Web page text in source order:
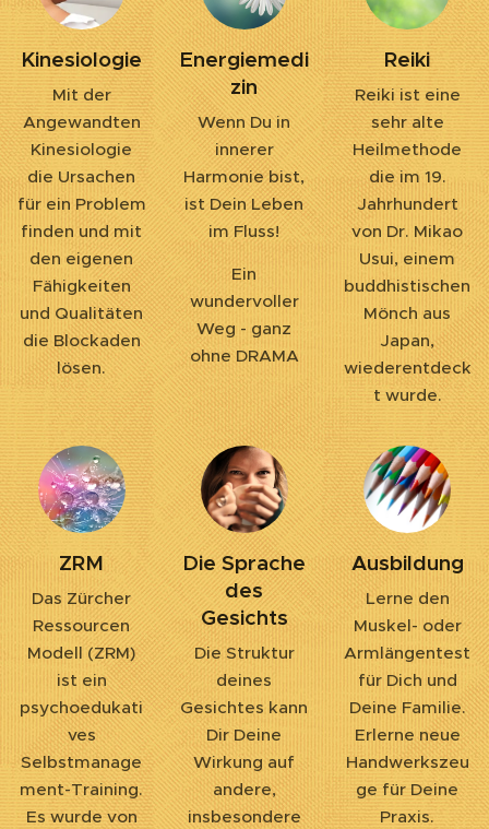
Kinesiologie
Mit der
Angewandten
Kinesiologie
die Ursachen
für ein Problem
finden und mit
den eigenen
Fähigkeiten
und Qualitäten
die Blockaden
lösen.
Energiemedi
zin
Wenn Du in
innerer
Harmonie bist,
ist Dein Leben
im Fluss!
Ein
wundervoller
Weg - ganz
ohne DRAMA
Reiki
Reiki ist eine
sehr alte
Heilmethode
die im 19.
Jahrhundert
von Dr. Mikao
Usui, einem
buddhistischen
Mönch aus
Japan,
wiederentdeck
t wurde.
ZRM
Das Zürcher
Ressourcen
Modell (ZRM)
ist ein
psychoedukati
ves
Selbstmanage
ment-Training.
Es wurde von
Die Sprache
des
Gesichts
Die Struktur
deines
Gesichtes kann
Dir Deine
Wirkung auf
andere,
insbesondere
Ausbildung
Lerne den
Muskel- oder
Armlängentest
für Dich und
Deine Familie.
Erlerne neue
Handwerkszeu
ge für Deine
Praxis.